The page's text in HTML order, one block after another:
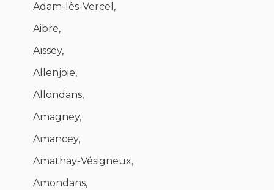
Adam-lès-Vercel,
Aibre,
Aïssey,
Allenjoie,
Allondans,
Amagney,
Amancey,
Amathay-Vésigneux,
Amondans,